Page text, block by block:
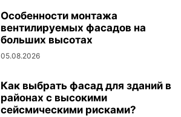
Особенности монтажа
вентилируемых фасадов на
больших высотах
05.08.2026
Как выбрать фасад для зданий в
районах с высокими
сейсмическими рисками?